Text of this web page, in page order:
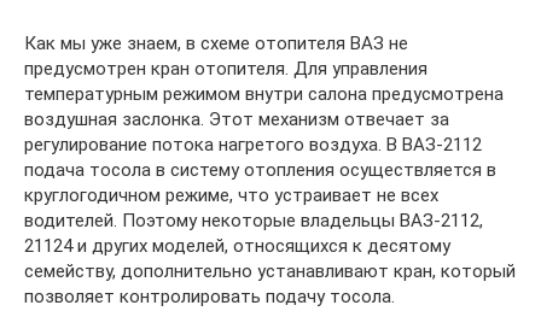
Как мы уже знаем, в схеме отопителя ВАЗ не
предусмотрен кран отопителя. Для управления
температурным режимом внутри салона предусмотрена
воздушная заслонка. Этот механизм отвечает за
регулирование потока нагретого воздуха. В ВАЗ-2112
подача тосола в систему отопления осуществляется в
круглогодичном режиме, что устраивает не всех
водителей. Поэтому некоторые владельцы ВАЗ-2112,
21124 и других моделей, относящихся к десятому
семейству, дополнительно устанавливают кран, который
позволяет контролировать подачу тосола.